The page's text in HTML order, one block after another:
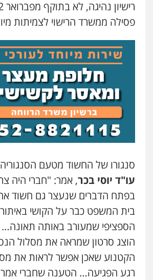
פסילה ממשרד הרישוי לצמיתות מיולי
סנגורו של החשוד מטעם הסנגוריה
עו"ד יוסי בכר, אמר: "חברי היה
בפתח הדברים שנעצר גם חשוד
בית המשפט כבר על הקושי
הספציפי שמעורב באותה
הוצג סרטון שמראה את מסלול
הקטנוע שאכן אפשר לראות את
רגע הפגיעה… הטענה שחברי